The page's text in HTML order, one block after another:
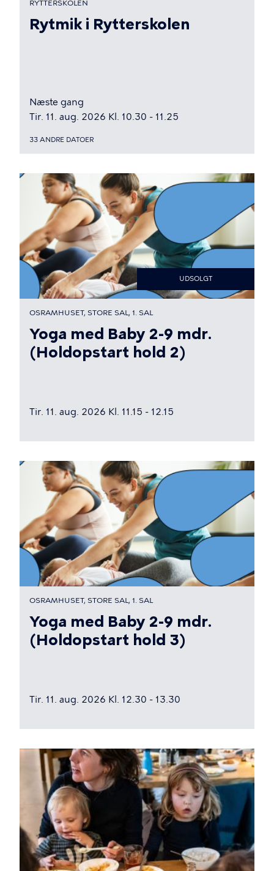
RYTTERSKOLEN
Rytmik i Rytterskolen
Næste gang
Tir. 11. aug. 2026 Kl. 10.30 - 11.25
33 ANDRE DATOER
UDSOLGT
OSRAMHUSET, STORE SAL, 1. SAL
Yoga med Baby 2-9 mdr.
(Holdopstart hold 2)
Tir. 11. aug. 2026 Kl. 11.15 - 12.15
OSRAMHUSET, STORE SAL, 1. SAL
Yoga med Baby 2-9 mdr.
(Holdopstart hold 3)
Tir. 11. aug. 2026 Kl. 12.30 - 13.30